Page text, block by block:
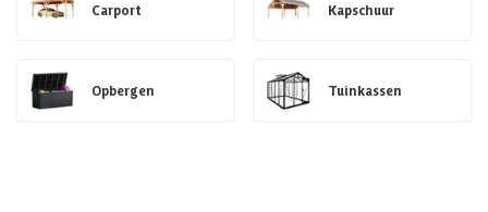
Carport Kapschuur
Opbergen Tuinkassen